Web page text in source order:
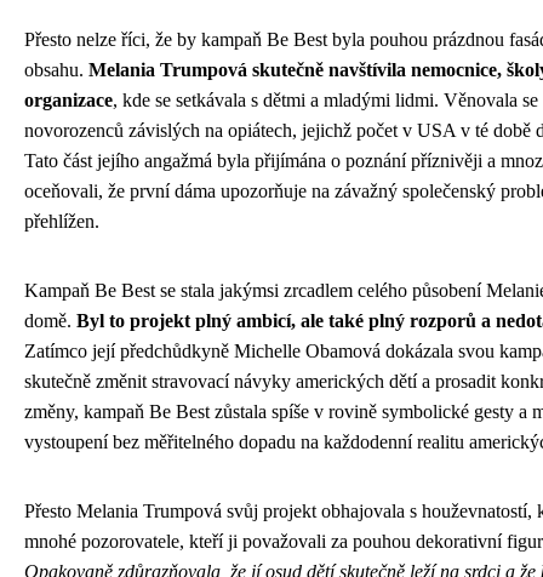
Přesto nelze říci, že by kampaň Be Best byla pouhou prázdnou
obsahu. Melania Trumpová skutečně navštívila nemocnice,
organizace, kde se setkávala s dětmi a mladými lidmi. Věnovala
novorozenců závislých na opiátech, jejichž počet v USA v té době
Tato část jejího angažmá byla přijímána o poznání příznivěji a
oceňovali, že první dáma upozorňuje na závažný společenský
přehlížen.
Kampaň Be Best se stala jakýmsi zrcadlem celého působení
domě. Byl to projekt plný ambicí, ale také plný rozporů a
Zatímco její předchůdkyně Michelle Obamová dokázala svou
skutečně změnit stravovací návyky amerických dětí a prosadit
změny, kampaň Be Best zůstala spíše v rovině symbolické gesty a
vystoupení bez měřitelného dopadu na každodenní realitu
Přesto Melania Trumpová svůj projekt obhajovala s houževnatostí,
mnohé pozorovatele, kteří ji považovali za pouhou dekorativní
Opakovaně zdůrazňovala, že jí osud dětí skutečně leží na srdci a